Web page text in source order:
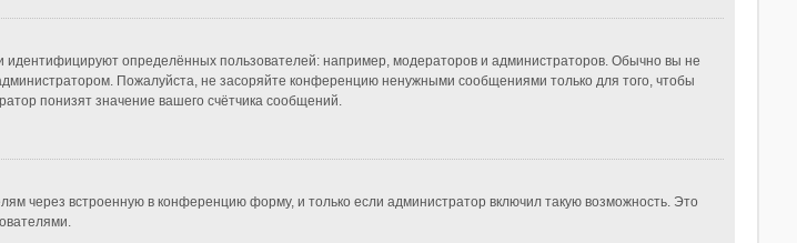
определённых пользователей: например, модераторов и администраторов. Обычно вы не
Пожалуйста, не засоряйте конференцию ненужными сообщениями только для того, чтобы
понизят значение вашего счётчика сообщений.
через встроенную в конференцию форму, и только если администратор включил такую возможность. Это